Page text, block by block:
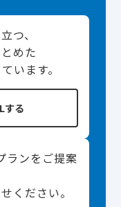
つ、
めた
います。
する
ランをご提案
ください。